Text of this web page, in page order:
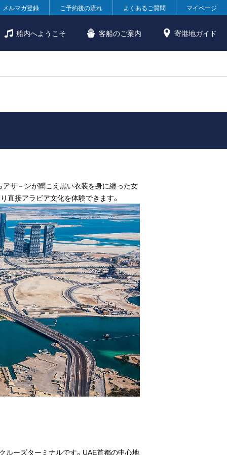
メルマガ登録 ご予約後の流れ よくあるご質問 マイページ
船内へようこそ 客船のご案内 寄港地ガイド
ザ－ンが聞こえ黒い衣装を身に纏った女
直接アラビア文化を体験できます。
ルーズターミナルです。UAE首都の中心地